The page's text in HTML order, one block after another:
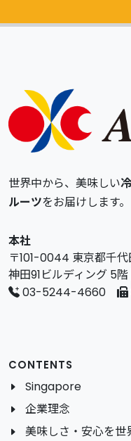
世界中から、美味しい
ルーツをお届けします。
本社
〒101-0044 東京都千
神田91ビルディング 5
03-5244-4660
CONTENTS
Singapore
企業理念
美味しさ・安心を世